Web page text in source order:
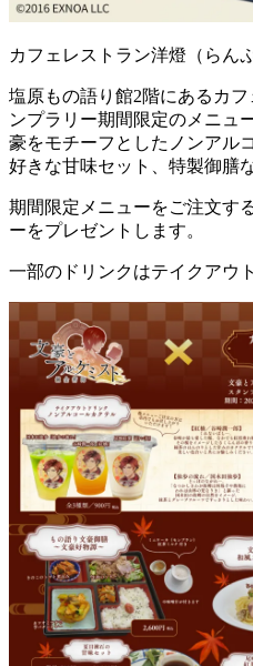
カフェレストラン洋燈（らん
塩原もの語り館2階にあるカ
ンプラリー期間限定のメニュ
豪をモチーフとしたノンアル
好きな甘味セット、特製御膳
期間限定メニューをご注文す
ーをプレゼントします。
一部のドリンクはテイクアウ